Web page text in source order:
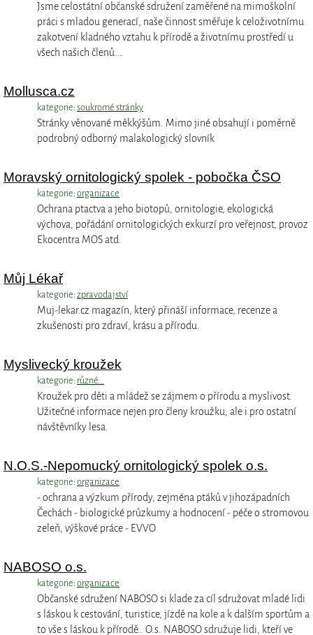
Jsme celostátní občanské sdružení zaměřené na mimoškolní
práci s mladou generací, naše činnost směřuje k celoživotnímu
zakotvení kladného vztahu k přírodě a životnímu prostředí u
všech našich členů.…
Mollusca.cz
kategorie: soukromé stránky
Stránky věnované měkkýšům. Mimo jiné obsahují i poměrně
podrobný odborný malakologický slovník
Moravský ornitologický spolek - pobočka ČSO
kategorie: organizace
Ochrana ptactva a jeho biotopů, ornitologie, ekologická
výchova, pořádání ornitologických exkurzí pro veřejnost, provoz
Ekocentra MOS atd.
Můj Lékař
kategorie: zpravodajství
Muj-lekar.cz magazín, který přináší informace, recenze a
zkušenosti pro zdraví, krásu a přírodu.
Myslivecký kroužek
kategorie: různé...
Kroužek pro děti a mládež se zájmem o přírodu a myslivost.
Užitečné informace nejen pro členy kroužku, ale i pro ostatní
návštěvníky lesa.
N.O.S.-Nepomucký ornitologický spolek o.s.
kategorie: organizace
- ochrana a výzkum přírody, zejména ptáků v jihozápadních
Čechách - biologické průzkumy a hodnocení - péče o stromovou
zeleň, výškové práce - EVVO
NABOSO o.s.
kategorie: organizace
Občanské sdružení NABOSO si klade za cíl sdružovat mladé lidi
s láskou k cestování, turistice, jízdě na kole a k dalším sportům a
to vše s láskou k přírodě.. O.s. NABOSO sdružuje lidi, kteří ve